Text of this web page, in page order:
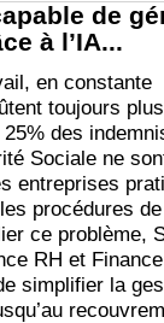
de
à l’IA...
en constante
toujours
des
Sociale ne
entreprises
procédures
ce problème,
RH et
simplifier la